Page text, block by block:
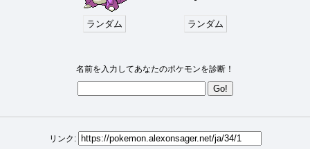
ランダム ランダム
名前を入力してあなたのポケモンを診断！
リンク: